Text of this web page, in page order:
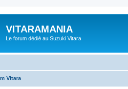
VITARAMANIA
Le forum dédié au Suzuki Vitara
Vitara